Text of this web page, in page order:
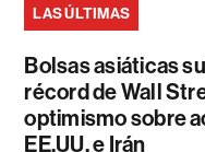
LAS ÚLTIMAS
Bolsas asiáticas
récord de Wall
optimismo sobre
EE.UU. e Irán